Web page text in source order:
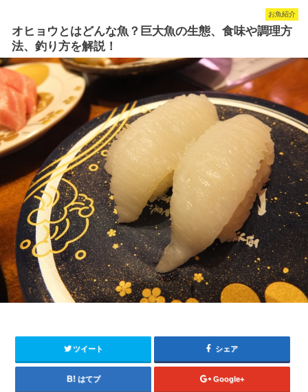
お魚紹介
オヒョウとはどんな魚？巨大魚の生態、食味や調理方
法、釣り方を解説！
ツイート シェア
はてブ Google+